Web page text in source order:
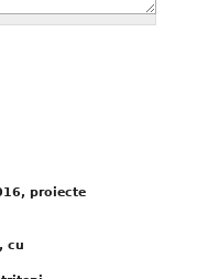
proiecte
cu